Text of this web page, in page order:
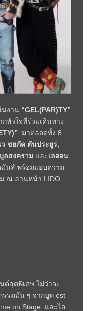
งาน “GEL(PAR)TY”
หัวใจที่ร่วมเดินทาง
มาตลอดทั้ง 8
ว ชยภัค ตันประยูร,
ลสงคราม และเลออน
นส์ พร้อมมอบความ
ณ ลานหน้า LIDO
ต์สุดพิเศษ ไม่ว่าจะ
รรมมัน ๆ จากบูท est
on Stage และไอ